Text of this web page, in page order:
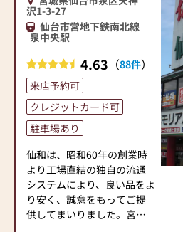
連絡ください。
・社員による無料配達と設
置（宮城県内）
取り無料
・お仏壇の修理修復
■地域の皆様のために
仙台市のお客様はもちろん
のこと、宮城県内外からも多
くのお客様がいらっしゃい
ます。駅徒歩1分の立地です
が、駐車場も完備しており
ます。
◆お位牌、お念珠等、仏具
も充実した品揃え◆
お陰様で多くのお客様より
お位牌・仏具のご用命を頂
戴しております。
ご宗旨・ご宗派に合った適
切なご提案をさせていただ
きます。
◆アフターケアもお任せく
ださい◆
ご購入後お困りのことがご
ざいましたら何なりとお申
し付けください。
お仏壇ご成約のお客様は宮
沢1-3-27
仙台市営地下鉄南北線
泉中央駅
4.63 （88件）
来店予約可
クレジットカード可
駐車場あり
仙和は、昭和60年の創業時
より工場直結の独自の流通
システムにより、良い品をよ
り安く、誠意をもってご提
供してまいりました。宮城